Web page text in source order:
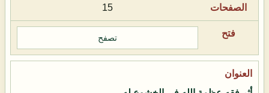
15
تصفح